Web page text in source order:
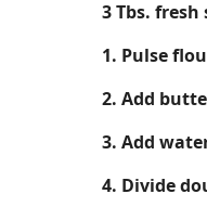
3 Tbs. fresh
1. Pulse
2. Add
3. Add
4. Divide